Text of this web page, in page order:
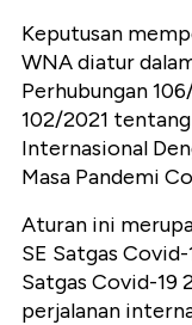
Keputusan
WNA diatur
Perhubungan
102/2021
Internasional
Masa Pandemi
Aturan ini
SE Satgas
Satgas Covid-19
perjalanan